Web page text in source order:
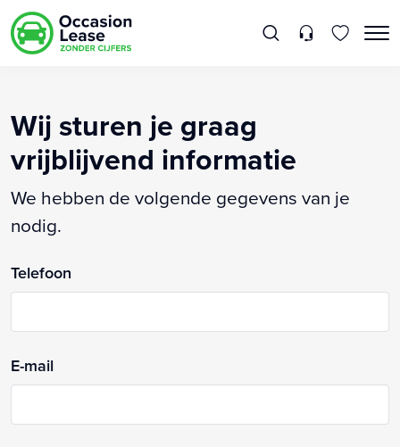
Wij sturen je graag
vrijblijvend informatie
We hebben de volgende gegevens van je
nodig.
Telefoon
E-mail